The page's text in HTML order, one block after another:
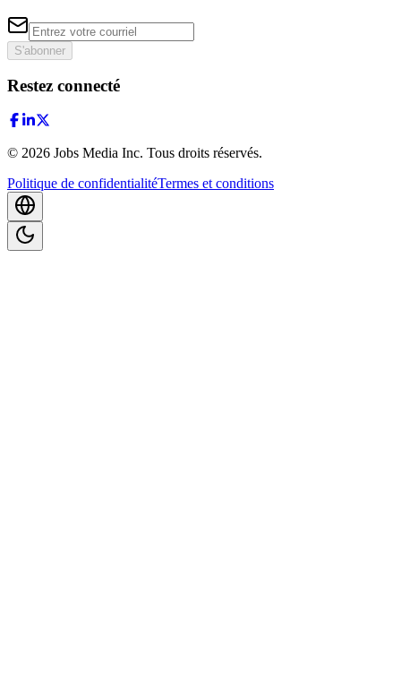
S'abonner
Restez connecté
© 2026 Jobs Media Inc. Tous droits réservés.
Politique de confidentialitéTermes et conditions